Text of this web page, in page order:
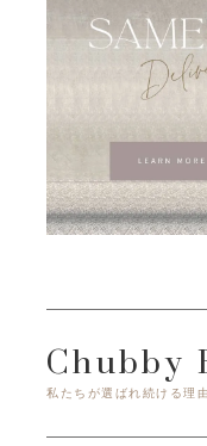
私たちが選ばれ続ける理由